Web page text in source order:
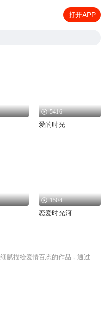
打开APP
5416
爱的时光
1504
恋爱时光河